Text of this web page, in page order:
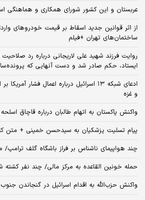
عربستان و این کشور شورای همکاری و هماهنگی
از اثر قوانین جدید اسقاط بر قیمت خودروهای
ساختمان‌های تهران +فیلم
روایت فرزند شهید علی لاریجانی درباره رد صلاحیت
ایستاد، حکم صادر شد و دست آنهایی که
ادعای شبکه ۱۳ اسرائیل درباره اعمال فشار
و غزه
واکنش پاکستان به اتهام طالبان درباره قاچاق
پیام تسلیت پزشکیان به سیدحسن خمینی + متن
چند هواپیمای ناشناس بر فراز باشگاه گلف
حمله خونین القاعده به مرکز مالی/ چند نفر کشته
واکنش حزب‌الله به اقدام اسرائیل در گنجاندن